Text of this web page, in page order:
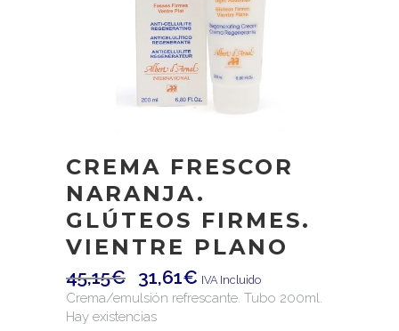
CREMA FRESCOR
NARANJA.
GLÚTEOS FIRMES.
VIENTRE PLANO
45,15€ 31,61€ IVA Incluido
Crema/emulsión refrescante. Tubo 200ml.
Hay existencias